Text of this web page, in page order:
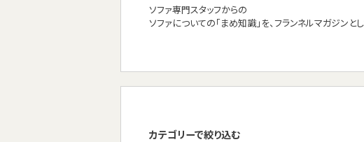
ソファ専門スタッフからの
ソファについての「まめ知識」を、フランネルマガジンと
カテゴリーで絞り込む